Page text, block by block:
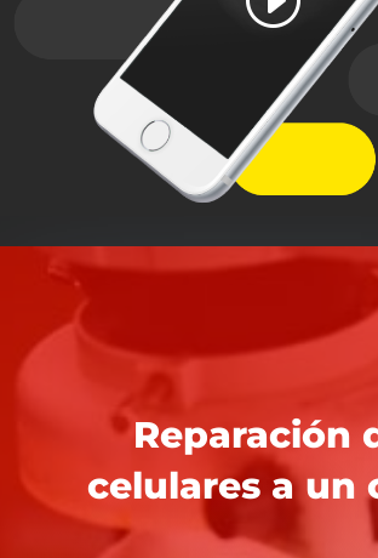
Reparación
celulares a un